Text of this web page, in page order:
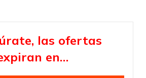
las ofertas
en…